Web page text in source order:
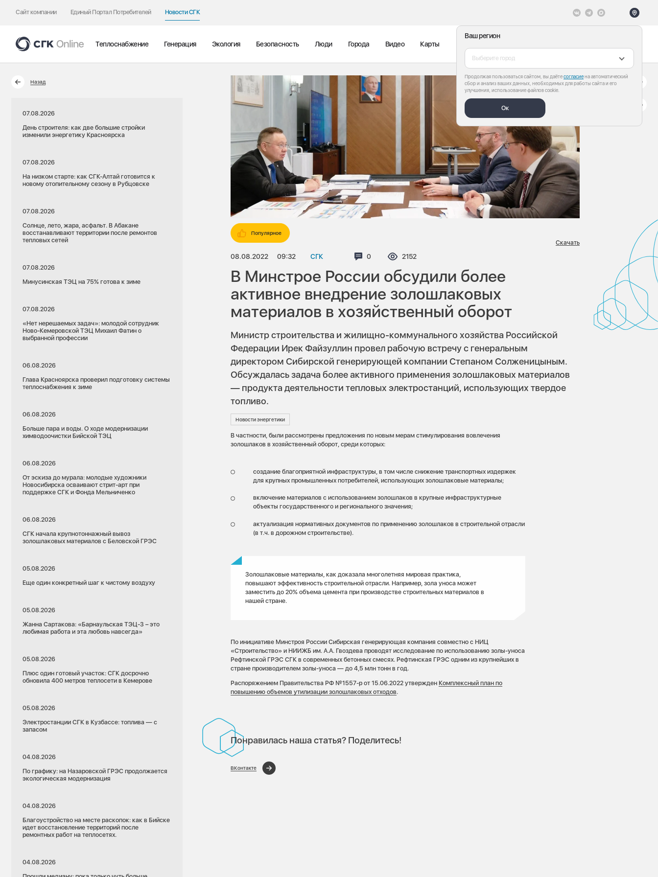
Сайт компании Единый Портал Потребителей Новости СГК
Ваш регион
Выберите город
Продолжая пользоваться сайтом, вы даётесогласиена автоматический
сбор и анализ ваших данных, необходимых для работы сайта и его
улучшения, использование файлов cookie.
Ок
Теплоснабжение Генерация Экология Безопасность Люди Города Видео Карты
Назад
07.08.2026
День строителя: как две большие стройки
изменили энергетику Красноярска
07.08.2026
На низком старте: как СГК-Алтай готовится к
новому отопительному сезону в Рубцовске
07.08.2026
Солнце, лето, жара, асфальт. В Абакане
восстанавливают территории после ремонтов
тепловых сетей
07.08.2026
Минусинская ТЭЦ на 75% готова к зиме
07.08.2026
«Нет нерешаемых задач»: молодой сотрудник
Ново-Кемеровской ТЭЦ Михаил Фатин о
выбранной профессии
06.08.2026
Глава Красноярска проверил подготовку системы
теплоснабжения к зиме
06.08.2026
Больше пара и воды. О ходе модернизации
химводоочистки Бийской ТЭЦ
06.08.2026
От эскиза до мурала: молодые художники
Новосибирска осваивают стрит-арт при
поддержке СГК и Фонда Мельниченко
06.08.2026
СГК начала крупнотоннажный вывоз
золошлаковых материалов с Беловской ГРЭС
05.08.2026
Еще один конкретный шаг к чистому воздуху
05.08.2026
Жанна Сартакова: «Барнаульская ТЭЦ-3 – это
любимая работа и эта любовь навсегда»
05.08.2026
Плюс один готовый участок: СГК досрочно
обновила 400 метров теплосети в Кемерове
05.08.2026
Электростанции СГК в Кузбассе: топлива — с
запасом
04.08.2026
По графику: на Назаровской ГРЭС продолжается
экологическая модернизация
04.08.2026
Благоустройство на месте раскопок: как в Бийске
идет восстановление территорий после
ремонтных работ на теплосетях.
04.08.2026
Популярное
08.08.2022 09:32 СГК Комментариев:
0 Просмотров:
2152
Скачать
В Минстрое России обсудили более
активное внедрение золошлаковых
материалов в хозяйственный оборот
Министр строительства и жилищно-коммунального хозяйства Российской
Федерации Ирек Файзуллин провел рабочую встречу с генеральным
директором Сибирской генерирующей компании Степаном Солженицыным.
Обсуждалась задача более активного применения золошлаковых материалов
— продукта деятельности тепловых электростанций, использующих твердое
топливо.
Новости энергетики
В частности, были рассмотрены предложения по новым мерам стимулирования вовлечения
золошлаков в хозяйственный оборот, среди которых:
создание благоприятной инфраструктуры, в том числе снижение транспортных издержек
для крупных промышленных потребителей, использующих золошлаковые материалы;
включение материалов с использованием золошлаков в крупные инфраструктурные
объекты государственного и регионального значения;
актуализация нормативных документов по применению золошлаков в строительной отрасли
(в т.ч. в дорожном строительстве).
Золошлаковые материалы, как доказала многолетняя мировая практика,
повышают эффективность строительной отрасли. Например, зола уноса может
заместить до 20% объема цемента при производстве строительных материалов в
нашей стране.
По инициативе Минстроя России Сибирская генерирующая компания совместно с НИЦ
«Строительство» и НИИЖБ им. А.А. Гвоздева проводят исследование по использованию золы-уноса
Рефтинской ГРЭС СГК в современных бетонных смесях. Рефтинская ГРЭС одним из крупнейших в
стране производителем золы-уноса — до 4,5 млн тонн в год.
Распоряжением Правительства РФ №1557-р от 15.06.2022 утвержден Комплексный план по
повышению объемов утилизации золошлаковых отходов.
Понравилась наша статья? Поделитесь!
ВКонтакте